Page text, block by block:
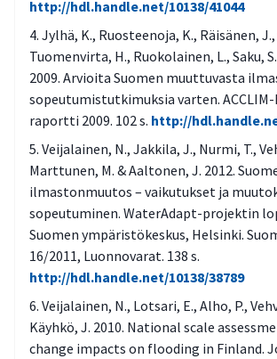
http://hdl.handle.net/10138/41044
Jylhä, K., Ruosteenoja, K., Räisänen,
Tuomenvirta, H., Ruokolainen, L., Saku,
2009. Arvioita Suomen muuttuvasta
sopeutumistutkimuksia varten.
raportti 2009. 102 s. http://
Veijalainen, N., Jakkila, J., Nurmi, T.,
Marttunen, M. & Aaltonen, J. 2012.
ilmastonmuutos – vaikutukset ja
sopeutuminen. WaterAdapt-projektin
Suomen ympäristökeskus, Helsinki.
16/2011, Luonnovarat. 138 s.
http://hdl.handle.net/10138/38789
Veijalainen, N., Lotsari, E., Alho, P.,
Käyhkö, J. 2010. National scale
change impacts on flooding in Finland.